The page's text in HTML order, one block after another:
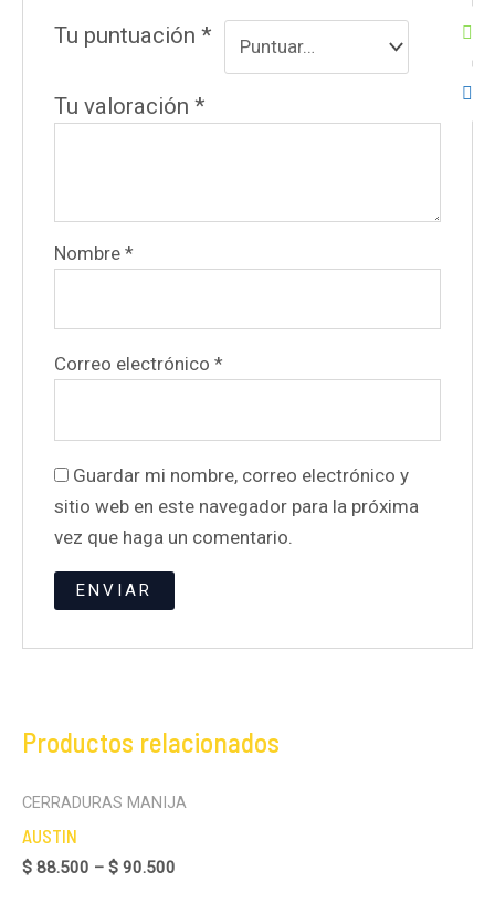
Tu puntuación*
Tu valoración*
Nombre*
Correo electrónico*
Guardar mi nombre, correo electrónico y
sitio web en este navegador para la próxima
vez que haga un comentario.
Productos relacionados
CERRADURAS MANIJA
AUSTIN
$ 88.500 – $ 90.500